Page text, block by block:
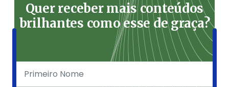
Quer receber mais conteúdos
brilhantes como esse de graça?